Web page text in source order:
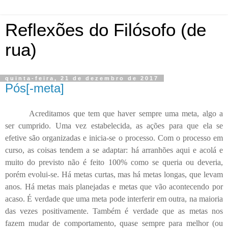
Reflexões do Filósofo (de
rua)
quinta-feira, 21 de dezembro de 2017
Pós[-meta]
Acreditamos que tem que haver sempre uma meta, algo a
ser cumprido. Uma vez estabelecida, as ações para que ela se
efetive são organizadas e inicia-se o processo. Com o processo em
curso, as coisas tendem a se adaptar: há arranhões aqui e acolá e
muito do previsto não é feito 100% como se queria ou deveria,
porém evolui-se. Há metas curtas, mas há metas longas, que levam
anos. Há metas mais planejadas e metas que vão acontecendo por
acaso. É verdade que uma meta pode interferir em outra, na maioria
das vezes positivamente. Também é verdade que as metas nos
fazem mudar de comportamento, quase sempre para melhor (ou